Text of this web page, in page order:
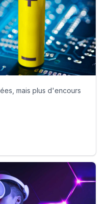
mais plus d'encours